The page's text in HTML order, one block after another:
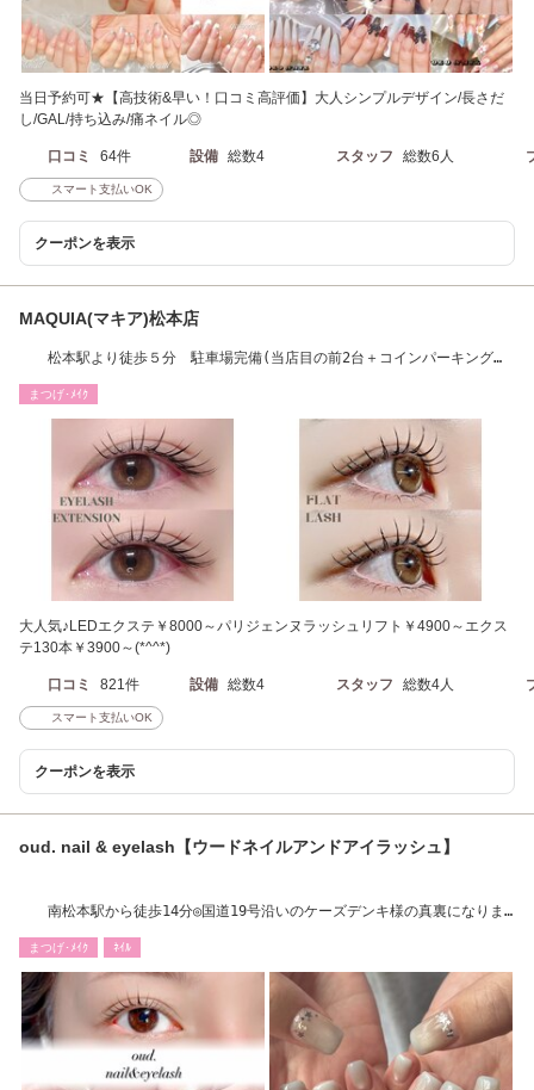
当日予約可★【高技術&早い！口コミ高評価】大人シンプルデザイン/長さだ
し/GAL/持ち込み/痛ネイル◎
口コミ 64件 設備 総数4 スタッフ 総数6人
スマート支払いOK
クーポンを表示
MAQUIA(マキア)松本店
松本駅より徒歩５分 駐車場完備(当店目の前2台＋コインパーキング）
まつげ･ﾒｲｸ
大人気♪LEDエクステ￥8000～パリジェンヌラッシュリフト￥4900～エクス
テ130本￥3900～(*^^*)
口コミ 821件 設備 総数4 スタッフ 総数4人
スマート支払いOK
クーポンを表示
oud. nail & eyelash【ウードネイルアンドアイラッシュ】
南松本駅から徒歩14分◎国道19号沿いのケーズデンキ様の真裏になりま
まつげ･ﾒｲｸ ﾈｲﾙ